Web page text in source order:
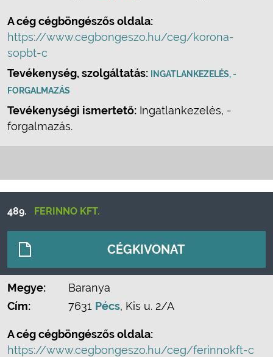
A cég cégböngészős oldala:
https://www.cegbongeszo.hu/ceg/korona-
sopbt-c
Tevékenység, szolgáltatás:
INGATLANKEZELÉS, -
FORGALMAZÁS
Tevékenységi ismertető: Ingatlankezelés, -
forgalmazás.
489. FERINNO KFT.
CÉGKIVONAT
Megye:
Baranya
Cím:
7631 Pécs, Kis u. 2/A
A cég cégböngészős oldala:
https://www.cegbongeszo.hu/ceg/ferinnokft-c